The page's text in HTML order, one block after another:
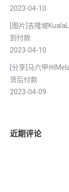
2023-04-10
[图片]吉隆坡
到付款
2023-04-10
[分享]马六甲州
货后付款
2023-04-09
近期评论